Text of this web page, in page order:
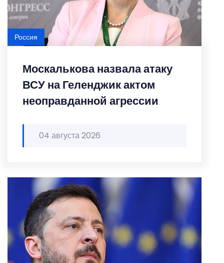
Москалькова назвала атаку
ВСУ на Геленджик актом
неоправданной агрессии
04 августа 2026
Россия